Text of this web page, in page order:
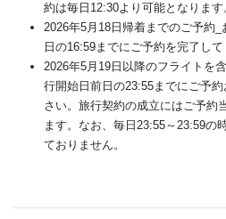
約は毎日12:30より可能となります
2026年5月18日帰着までのご予約
日の16:59までにご予約を完了して
2026年5月19日以降のフライトを
行開始日前日の23:55までにご予
さい。旅行契約の成立にはご予約
ます。なお、毎日23:55～23:59の
ておりません。